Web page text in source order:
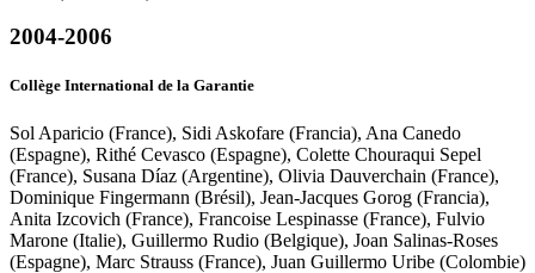
2004-2006
Collège International de la Garantie
Sol Aparicio (France), Sidi Askofare (Francia), Ana Canedo
(Espagne), Rithé Cevasco (Espagne), Colette Chouraqui Sepel
(France), Susana Díaz (Argentine), Olivia Dauverchain (France),
Dominique Fingermann (Brésil), Jean-Jacques Gorog (Francia),
Anita Izcovich (France), Francoise Lespinasse (France), Fulvio
Marone (Italie), Guillermo Rudio (Belgique), Joan Salinas-Roses
(Espagne), Marc Strauss (France), Juan Guillermo Uribe (Colombie)